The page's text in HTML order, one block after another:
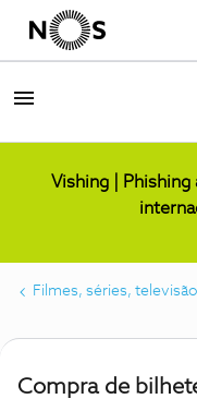
Vishing | Phishing
Filmes, séries,
Compra de